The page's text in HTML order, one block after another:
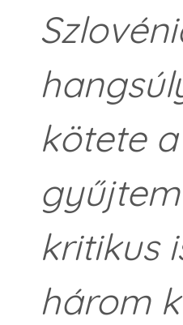
kötete a
kritikus
három